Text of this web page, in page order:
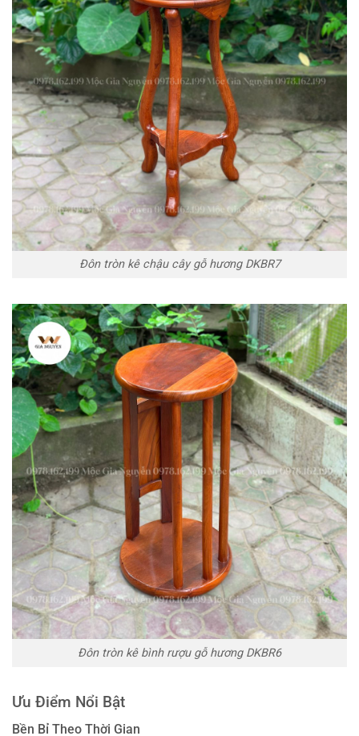
Đôn tròn kê chậu cây gỗ hương DKBR7
Đôn tròn kê bình rượu gỗ hương DKBR6
Ưu Điểm Nổi Bật
Bền Bỉ Theo Thời Gian